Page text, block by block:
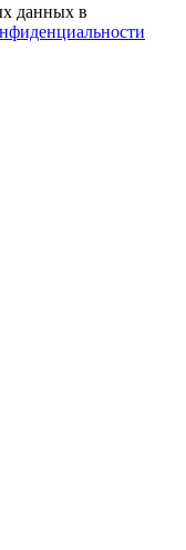
данных в